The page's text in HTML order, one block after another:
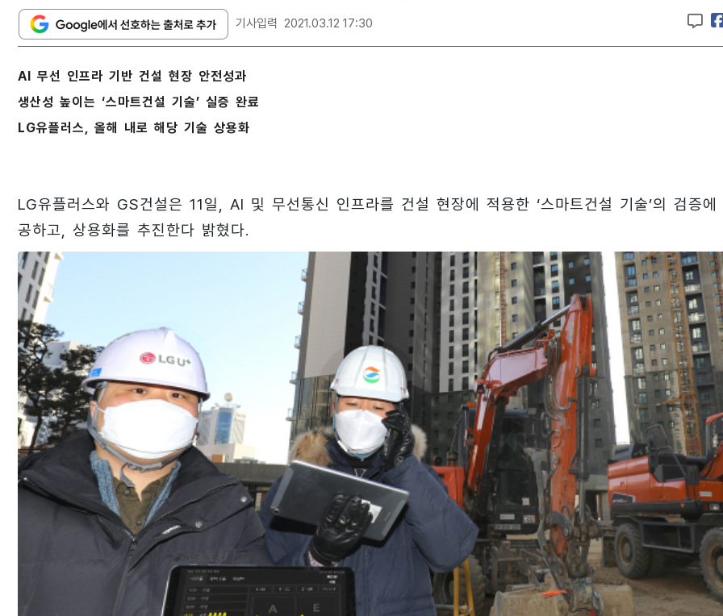
기사입력 2021.03.12 17:30
AI 무선 인프라 기반 건설 현장 안전성과
생산성 높이는 ‘스마트건설 기술’ 실증 완료
LG유플러스, 올해 내로 해당 기술 상용화
LG유플러스와 GS건설은 11일, AI 및 무선통신 인프라를 건설 현장에 적용한 ‘스마트건설 기술’의 검증에
공하고, 상용화를 추진한다 밝혔다.